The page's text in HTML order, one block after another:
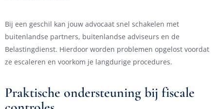
Bij een geschil kan jouw advocaat snel schakelen met
buitenlandse partners, buitenlandse adviseurs en de
Belastingdienst. Hierdoor worden problemen opgelost voordat
ze escaleren en voorkom je langdurige procedures.
Praktische ondersteuning bij fiscale